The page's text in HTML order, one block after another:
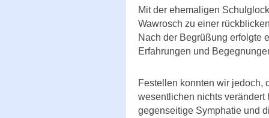
Mit der ehemaligen
Wawrosch zu einer
Nach der Begrüßung erfolgte
Erfahrungen und
Festellen konnten wir jedoch,
wesentlichen nichts verändert
gegenseitige Symphatie und